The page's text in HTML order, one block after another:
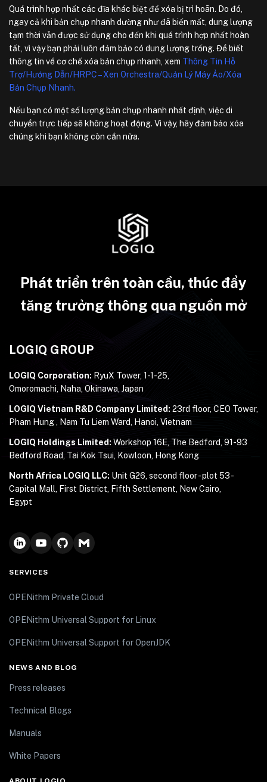
Quá trình hợp nhất các đĩa khác biệt để xóa bị trì hoãn. Do đó,
ngay cả khi bản chụp nhanh dường như đã biến mất, dung lượng
tạm thời vẫn được sử dụng cho đến khi quá trình hợp nhất hoàn
tất, vì vậy bạn phải luôn đảm bảo có dung lượng trống. Để biết
thông tin về cơ chế xóa bản chụp nhanh, xem Thông Tin Hỗ
Trợ/Hướng Dẫn/HRPC – Xen Orchestra/Quản Lý Máy Ảo/Xóa
Bản Chụp Nhanh.
Nếu bạn có một số lượng bản chụp nhanh nhất định, việc di
chuyển trực tiếp sẽ không hoạt động. Vì vậy, hãy đảm bảo xóa
chúng khi bạn không còn cần nữa.
Phát triển trên toàn cầu, thúc đẩy
tăng trưởng thông qua nguồn mở
LOGIQ GROUP
LOGIQ Corporation: RyuX Tower, 1-1-25,
Omoromachi, Naha, Okinawa, Japan
LOGIQ Vietnam R&D Company Limited: 23rd floor, CEO Tower,
Pham Hung , Nam Tu Liem Ward, Hanoi, Vietnam
LOGIQ Holdings Limited: Workshop 16E, The Bedford, 91-93
Bedford Road, Tai Kok Tsui, Kowloon, Hong Kong
North Africa LOGIQ LLC: Unit G26, second floor - plot 53 -
Capital Mall, First District, Fifth Settlement, New Cairo,
Egypt
SERVICES
OPENithm Private Cloud
OPENithm Universal Support for Linux
OPENithm Universal Support for OpenJDK
NEWS AND BLOG
Press releases
Technical Blogs
Manuals
White Papers